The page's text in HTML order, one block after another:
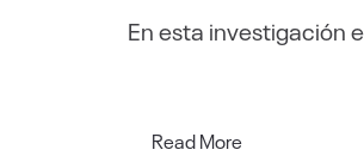
En esta investigación
Read More